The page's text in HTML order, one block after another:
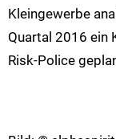
Kleingewerbe
Quartal 2016 ein
Risk-Police